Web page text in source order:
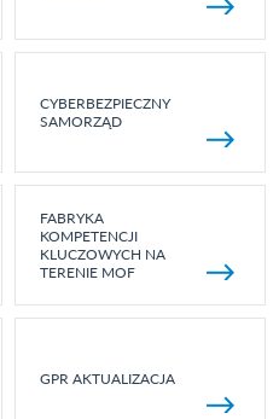
CYBERBEZPIECZNY
SAMORZĄD
FABRYKA
KOMPETENCJI
KLUCZOWYCH NA
TERENIE MOF
GPR AKTUALIZACJA